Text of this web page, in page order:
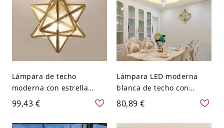
Lámpara de techo
moderna con estrella
metálica y pantalla de
para montaje
99,43 €
Lámpara LED moderna
blanca de techo con
montaje empotrado en
pantalla de vidrio
80,89 €